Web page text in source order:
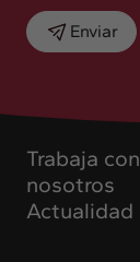
Trabaja con
nosotros
Actualidad
Enviar